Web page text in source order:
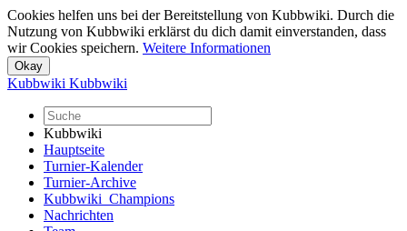
Cookies helfen uns bei der Bereitstellung von Kubbwiki. Durch die
Nutzung von Kubbwiki erklärst du dich damit einverstanden, dass
wir Cookies speichern. Weitere Informationen
Kubbwiki Kubbwiki
Kubbwiki
Hauptseite
Turnier-Kalender
Turnier-Archive
Kubbwiki_Champions
Nachrichten